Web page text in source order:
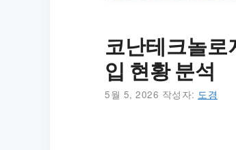
코난테크놀로
입 현황 분석
5월 5, 2026 작성자: 도경